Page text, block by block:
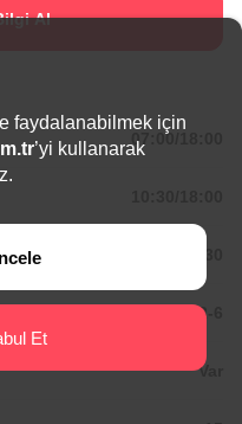
Al
07:00/18:00
2-6
Var
faydalanabilmek için
’yi kullanarak
Et